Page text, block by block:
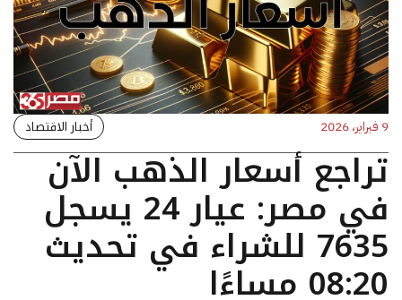
9 فبراير، 2026 أخبار الاقتصاد
تراجع أسعار الذهب الآن
في مصر: عيار 24 يسجل
7635 للشراء في تحديث
08:20 مساءًا